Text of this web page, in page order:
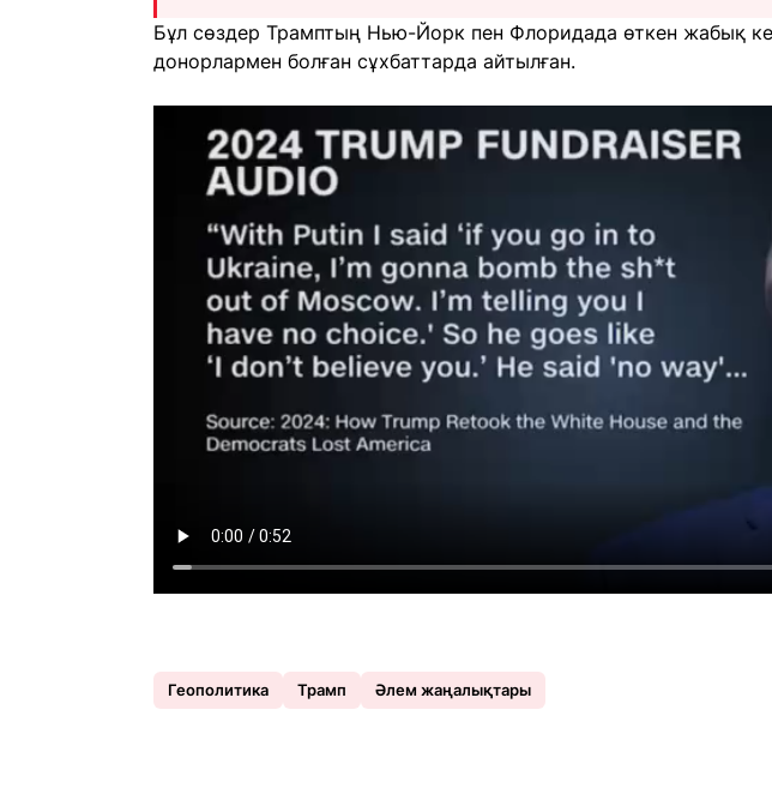
Бұл сөздер Трамптың Нью-Йорк пен Флоридада өткен жабық
донорлармен болған сұхбаттарда айтылған.
Геополитика Трамп Әлем жаңалықтары